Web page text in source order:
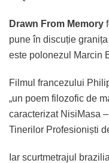
Drawn From Memory
pune în discuție
este polonezul Marcin
Filmul francezului
„un poem filozofic de
caracterizat NisiMasa
Tinerilor Profesioniști
Iar scurtmetrajul